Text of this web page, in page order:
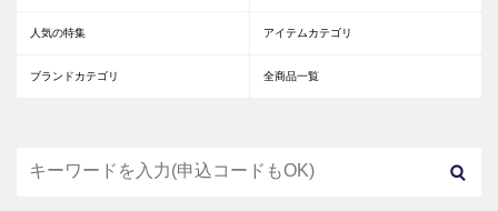
人気の特集 アイテムカテゴリ
ブランドカテゴリ 全商品一覧